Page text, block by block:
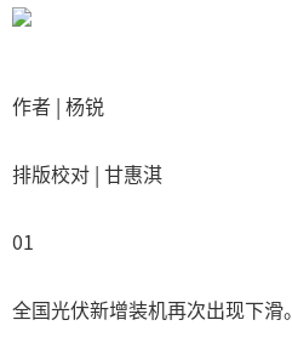
作者 | 杨锐
排版校对 | 甘惠淇
01
全国光伏新增装机再次出现下滑。